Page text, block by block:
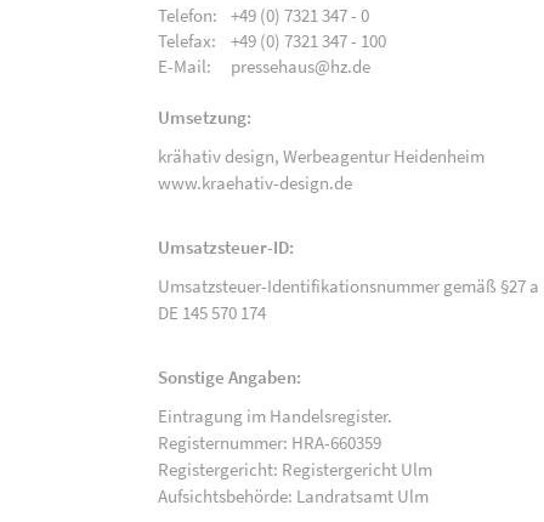
Telefon:
+49 (0) 7321 347 - 0
Telefax:
+49 (0) 7321 347 - 100
E-Mail:
pressehaus@hz.de
Umsetzung:
krähativ design, Werbeagentur Heidenheim
www.kraehativ-design.de
Umsatzsteuer-ID:
Umsatzsteuer-Identifikationsnummer gemäß §27 a
DE 145 570 174
Sonstige Angaben:
Eintragung im Handelsregister.
Registernummer: HRA-660359
Registergericht: Registergericht Ulm
Aufsichtsbehörde: Landratsamt Ulm